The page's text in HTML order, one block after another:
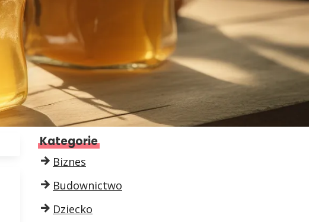
Kategorie
Biznes
Budownictwo
Dziecko